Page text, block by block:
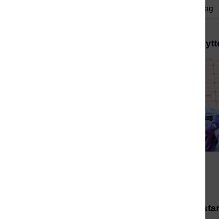
Mitt skytterlag
Nytt fra Norsk
Påmelding som